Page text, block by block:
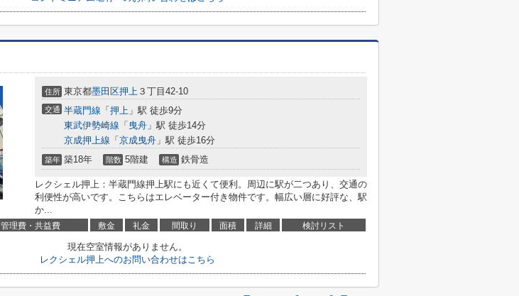
住所 東京都墨田区押上 ３丁目42-10
交通 半蔵門線 「 押上 」駅 徒歩9分
東武伊勢崎線 「 曳舟 」駅 徒歩14分
京成押上線 「 京成曳舟 」駅 徒歩16分
築年 築18年 階数 5階建 構造 鉄骨造
レクシェル押上：半蔵門線押上駅にも近くて便利。周辺に駅が二つあり、交通の
利便性が高いです。こちらはエレベーター付き物件です。幅広い層に好評な、駅
か...
管理費・共益費 敷金 礼金 間取り 面積 詳細 検討リスト
現在空室情報がありません。
レクシェル押上へのお問い合わせはこちら